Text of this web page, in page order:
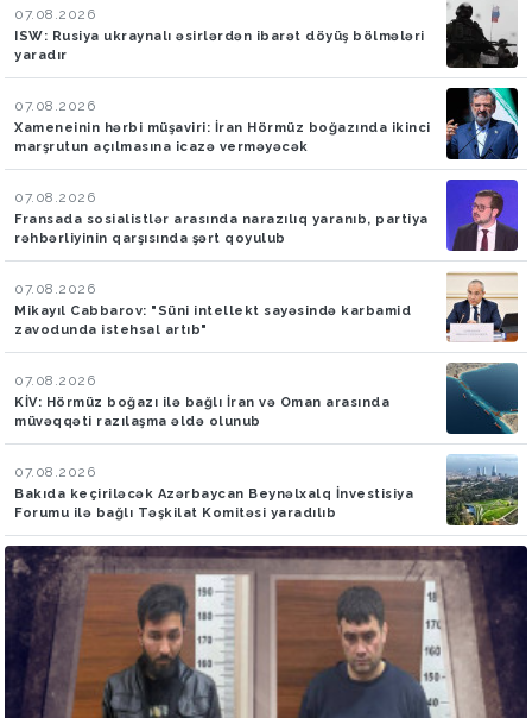
07.08.2026
ISW: Rusiya ukraynalı əsirlərdən ibarət döyüş bölmələri
yaradır
07.08.2026
Xameneinin hərbi müşaviri: İran Hörmüz boğazında ikinci
marşrutun açılmasına icazə verməyəcək
07.08.2026
Fransada sosialistlər arasında narazılıq yaranıb, partiya
rəhbərliyinin qarşısında şərt qoyulub
07.08.2026
Mikayıl Cabbarov: "Süni intellekt sayəsində karbamid
zavodunda istehsal artıb"
07.08.2026
KİV: Hörmüz boğazı ilə bağlı İran və Oman arasında
müvəqqəti razılaşma əldə olunub
07.08.2026
Bakıda keçiriləcək Azərbaycan Beynəlxalq İnvestisiya
Forumu ilə bağlı Təşkilat Komitəsi yaradılıb